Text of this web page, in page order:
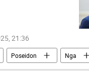
21:36
Poseidon
Nga